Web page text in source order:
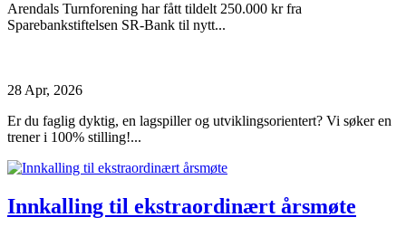
Arendals Turnforening har fått tildelt 250.000 kr fra
Sparebankstiftelsen SR-Bank til nytt...
28 Apr, 2026
Er du faglig dyktig, en lagspiller og utviklingsorientert? Vi søker en
trener i 100% stilling!...
Innkalling til ekstraordinært årsmøte